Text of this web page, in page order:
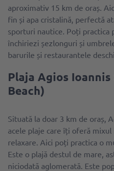
aproximativ 15 km de oraș.
fin și apa cristalină, perfectă
sporturi nautice. Poți practica
închiriezi șezlonguri și
barurile și restaurantele
Plaja Agios
Beach)
Situată la doar 3 km de oraș,
acele plaje care îți oferă
relaxare. Aici poți practica o
Este o plajă destul de mare,
niciodată aglomerată. Este